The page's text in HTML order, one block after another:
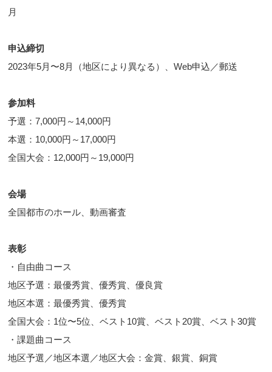
月
申込締切
2023年5月〜8月（地区により異なる）、Web申込／郵送
参加料
予選：7,000円～14,000円
本選：10,000円～17,000円
全国大会：12,000円～19,000円
会場
全国都市のホール、動画審査
表彰
・自由曲コース
地区予選：最優秀賞、優秀賞、優良賞
地区本選：最優秀賞、優秀賞
全国大会：1位〜5位、ベスト10賞、ベスト20賞、ベスト30賞
・課題曲コース
地区予選／地区本選／地区大会：金賞、銀賞、銅賞